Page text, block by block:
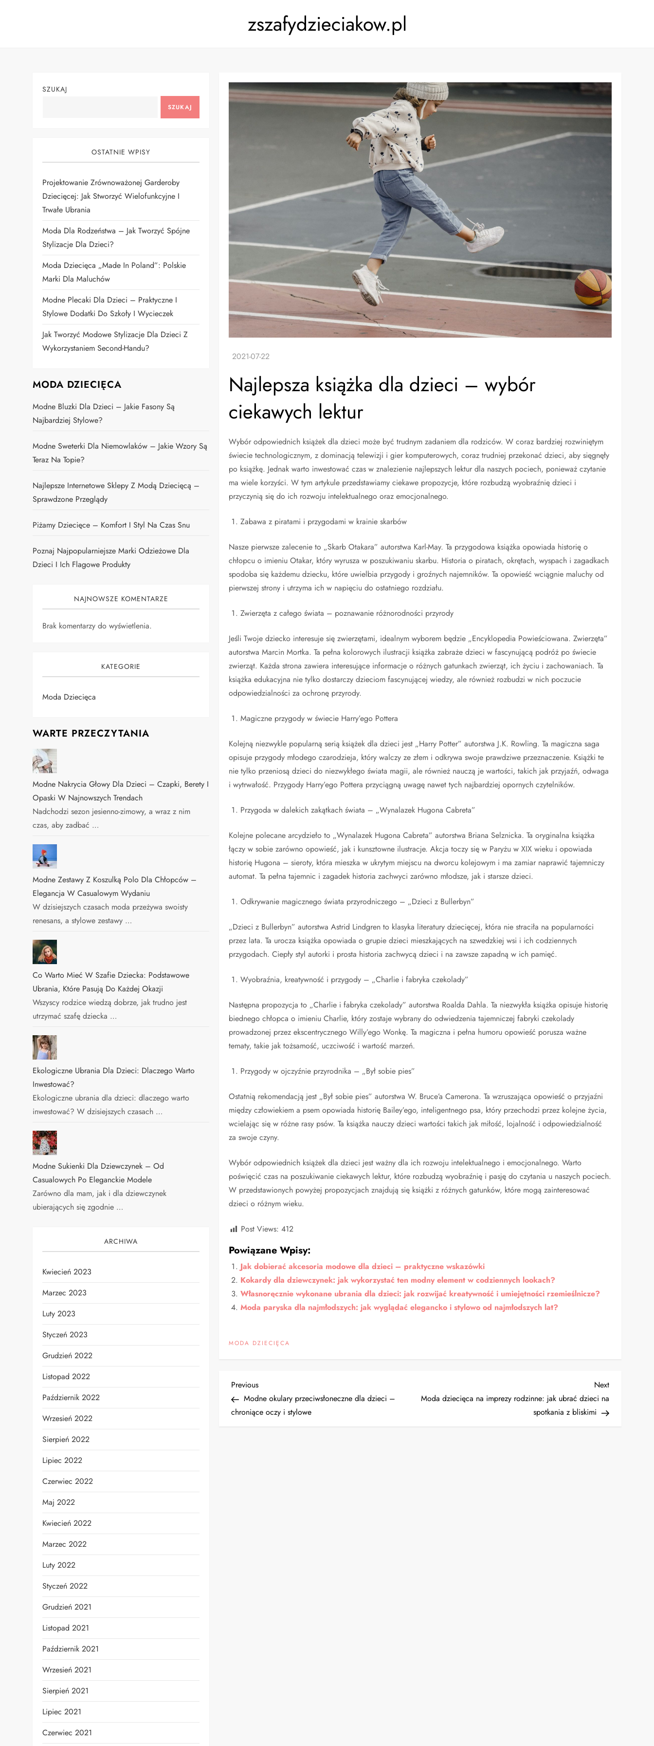
zszafydzieciakow.pl
Najlepsza książka dla dzieci – wybór
ciekawych lektur
Wybór odpowiednich książek dla dzieci może być trudnym zadaniem dla rodziców. W coraz bardziej rozwiniętym
świecie technologicznym, z dominacją telewizji i gier komputerowych, coraz trudniej przekonać dzieci, aby sięgnęły
po książkę. Jednak warto inwestować czas w znalezienie najlepszych lektur dla naszych pociech, ponieważ czytanie
ma wiele korzyści. W tym artykule przedstawiamy ciekawe propozycje, które rozbudzą wyobraźnię dzieci i
przyczynią się do ich rozwoju intelektualnego oraz emocjonalnego.
Zabawa z piratami i przygodami w krainie skarbów
Nasze pierwsze zalecenie to „Skarb Otakara” autorstwa Karl-May. Ta przygodowa książka opowiada historię o
chłopcu o imieniu Otakar, który wyrusza w poszukiwaniu skarbu. Historia o piratach, okrętach, wyspach i zagadkach
spodoba się każdemu dziecku, które uwielbia przygody i groźnych najemników. Ta opowieść wciągnie maluchy od
pierwszej strony i utrzyma ich w napięciu do ostatniego rozdziału.
Zwierzęta z całego świata – poznawanie różnorodności przyrody
Jeśli Twoje dziecko interesuje się zwierzętami, idealnym wyborem będzie „Encyklopedia Powieściowana. Zwierzęta”
autorstwa Marcin Mortka. Ta pełna kolorowych ilustracji książka zabraże dzieci w fascynującą podróż po świecie
zwierząt. Każda strona zawiera interesujące informacje o różnych gatunkach zwierząt, ich życiu i zachowaniach. Ta
książka edukacyjna nie tylko dostarczy dzieciom fascynującej wiedzy, ale również rozbudzi w nich poczucie
odpowiedzialności za ochronę przyrody.
Magiczne przygody w świecie Harry’ego Pottera
Kolejną niezwykle popularną serią książek dla dzieci jest „Harry Potter” autorstwa J.K. Rowling. Ta magiczna saga
opisuje przygody młodego czarodzieja, który walczy ze złem i odkrywa swoje prawdziwe przeznaczenie. Książki te
nie tylko przeniosą dzieci do niezwykłego świata magii, ale również nauczą je wartości, takich jak przyjaźń, odwaga
i wytrwałość. Przygody Harry’ego Pottera przyciągną uwagę nawet tych najbardziej opornych czytelników.
Przygoda w dalekich zakątkach świata – „Wynalazek Hugona Cabreta”
Kolejne polecane arcydzieło to „Wynalazek Hugona Cabreta” autorstwa Briana Selznicka. Ta oryginalna książka
łączy w sobie zarówno opowieść, jak i kunsztowne ilustracje. Akcja toczy się w Paryżu w XIX wieku i opowiada
historię Hugona – sieroty, która mieszka w ukrytym miejscu na dworcu kolejowym i ma zamiar naprawić tajemniczy
automat. Ta pełna tajemnic i zagadek historia zachwyci zarówno młodsze, jak i starsze dzieci.
Odkrywanie magicznego świata przyrodniczego – „Dzieci z Bullerbyn”
„Dzieci z Bullerbyn” autorstwa Astrid Lindgren to klasyka literatury dziecięcej, która nie straciła na popularności
przez lata. Ta urocza książka opowiada o grupie dzieci mieszkających na szwedzkiej wsi i ich codziennych
przygodach. Ciepły styl autorki i prosta historia zachwycą dzieci i na zawsze zapadną w ich pamięć.
Wyobraźnia, kreatywność i przygody – „Charlie i fabryka czekolady”
Następna propozycja to „Charlie i fabryka czekolady” autorstwa Roalda Dahla. Ta niezwykła książka opisuje historię
biednego chłopca o imieniu Charlie, który zostaje wybrany do odwiedzenia tajemniczej fabryki czekolady
prowadzonej przez ekscentrycznego Willy’ego Wonkę. Ta magiczna i pełna humoru opowieść porusza ważne
tematy, takie jak tożsamość, uczciwość i wartość marzeń.
Przygody w ojczyźnie przyrodnika – „Był sobie pies”
Ostatnią rekomendacją jest „Był sobie pies” autorstwa W. Bruce’a Camerona. Ta wzruszająca opowieść o przyjaźni
między człowiekiem a psem opowiada historię Bailey’ego, inteligentnego psa, który przechodzi przez kolejne życia,
wcielając się w różne rasy psów. Ta książka nauczy dzieci wartości takich jak miłość, lojalność i odpowiedzialność
za swoje czyny.
Wybór odpowiednich książek dla dzieci jest ważny dla ich rozwoju intelektualnego i emocjonalnego. Warto
poświęcić czas na poszukiwanie ciekawych lektur, które rozbudzą wyobraźnię i pasję do czytania u naszych pociech.
W przedstawionych powyżej propozycjach znajdują się książki z różnych gatunków, które mogą zainteresować
dzieci o różnym wieku.
Post Views: 412
Powiązane Wpisy:
Jak dobierać akcesoria modowe dla dzieci – praktyczne wskazówki
Kokardy dla dziewczynek: jak wykorzystać ten modny element w codziennych lookach?
Własnoręcznie wykonane ubrania dla dzieci: jak rozwijać kreatywność i umiejętności rzemieślnicze?
Moda paryska dla najmłodszych: jak wyglądać elegancko i stylowo od najmłodszych lat?
MODA DZIECIĘCA
N
a
Previous
Post
Previous
Modne okulary przeciwsłoneczne dla dzieci –
chroniące oczy i stylowe
Next
Post
Next
Moda dziecięca na imprezy rodzinne: jak ubrać dzieci na
spotkania z bliskimi
SZUKAJ
SZUKAJ
OSTATNIE WPISY
Projektowanie Zrównoważonej Garderoby
Dziecięcej: Jak Stworzyć Wielofunkcyjne I
Trwałe Ubrania
Moda Dla Rodzeństwa – Jak Tworzyć Spójne
Stylizacje Dla Dzieci?
Moda Dziecięca „Made In Poland”: Polskie
Marki Dla Maluchów
Modne Plecaki Dla Dzieci – Praktyczne I
Stylowe Dodatki Do Szkoły I Wycieczek
Jak Tworzyć Modowe Stylizacje Dla Dzieci Z
Wykorzystaniem Second-Handu?
MODA DZIECIĘCA
Modne Bluzki Dla Dzieci – Jakie Fasony Są
Najbardziej Stylowe?
Modne Sweterki Dla Niemowlaków – Jakie Wzory Są
Teraz Na Topie?
Najlepsze Internetowe Sklepy Z Modą Dziecięcą –
Sprawdzone Przeglądy
Piżamy Dziecięce – Komfort I Styl Na Czas Snu
Poznaj Najpopularniejsze Marki Odzieżowe Dla
Dzieci I Ich Flagowe Produkty
NAJNOWSZE KOMENTARZE
Brak komentarzy do wyświetlenia.
KATEGORIE
Moda Dziecięca
WARTE PRZECZYTANIA
Modne Nakrycia Głowy Dla Dzieci – Czapki, Berety I
Opaski W Najnowszych Trendach
Nadchodzi sezon jesienno-zimowy, a wraz z nim
czas, aby zadbać …
Modne Zestawy Z Koszulką Polo Dla Chłopców –
Elegancja W Casualowym Wydaniu
W dzisiejszych czasach moda przeżywa swoisty
renesans, a stylowe zestawy …
Co Warto Mieć W Szafie Dziecka: Podstawowe
Ubrania, Które Pasują Do Każdej Okazji
Wszyscy rodzice wiedzą dobrze, jak trudno jest
utrzymać szafę dziecka …
Ekologiczne Ubrania Dla Dzieci: Dlaczego Warto
Inwestować?
Ekologiczne ubrania dla dzieci: dlaczego warto
inwestować? W dzisiejszych czasach …
Modne Sukienki Dla Dziewczynek – Od
Casualowych Po Eleganckie Modele
Zarówno dla mam, jak i dla dziewczynek
ubierających się zgodnie …
ARCHIWA
Kwiecień 2023
Marzec 2023
Luty 2023
Styczeń 2023
Grudzień 2022
Listopad 2022
Październik 2022
Wrzesień 2022
Sierpień 2022
Lipiec 2022
Czerwiec 2022
Maj 2022
Kwiecień 2022
Marzec 2022
Luty 2022
Styczeń 2022
Grudzień 2021
Listopad 2021
Październik 2021
Wrzesień 2021
Sierpień 2021
Lipiec 2021
Czerwiec 2021